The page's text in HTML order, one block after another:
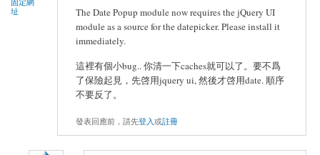
址
The Date Popup module now requires the jQuery UI
module as a source for the datepicker. Please install it
immediately.
這裡有個小bug.. 你清一下caches就可以了。要不爲
了保險起見，先啓用jquery ui, 然後才啓用date. 順序
不要反了。
發表回應前，請先登入或註冊